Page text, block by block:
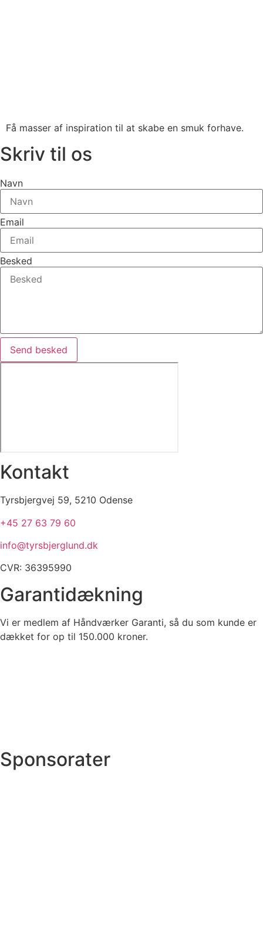
Få masser af inspiration til at skabe en smuk forhave.
Skriv til os
Navn
Email
Besked
Send besked
Kontakt
Tyrsbjergvej 59, 5210 Odense​​​
+45 27 63 79 60​
info@tyrsbjerglund.dk
CVR: 36395990
Garantidækning
Vi er medlem af Håndværker Garanti, så du som kunde er
dækket for op til 150.000 kroner.
Sponsorater